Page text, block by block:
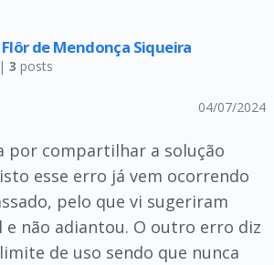
Flôr de Mendonça Siqueira
3 posts
04/07/2024
por compartilhar a solução
esse erro já vem ocorrendo
pelo que vi sugeriram
e não adiantou. O outro erro diz
de uso sendo que nunca